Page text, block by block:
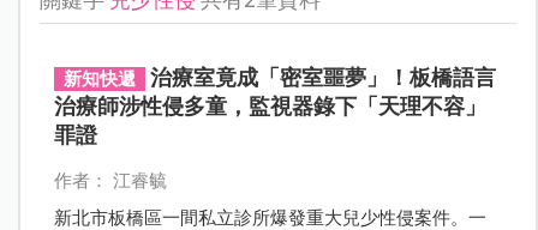
新知快遞
治療室竟成「密室噩夢」！板橋語言
治療師涉性侵多童，監視器錄下「天理不容」
罪證
作者： 江睿毓
新北市板橋區一間私立診所爆發重大兒少性侵案件。一